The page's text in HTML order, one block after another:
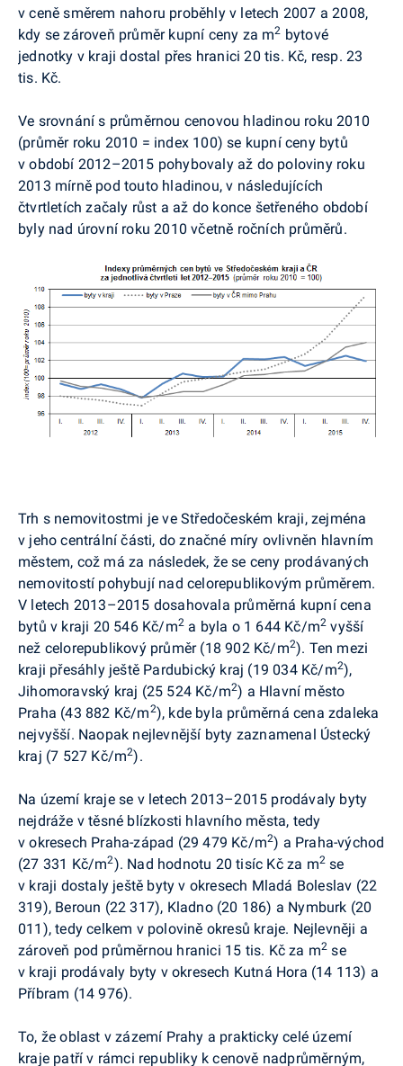
v ceně směrem nahoru proběhly v letech 2007 a 2008,
kdy se zároveň průměr kupní ceny za m2 bytové
jednotky v kraji dostal přes hranici 20 tis. Kč, resp. 23
tis. Kč.
Ve srovnání s průměrnou cenovou hladinou roku 2010
(průměr roku 2010 = index 100) se kupní ceny bytů
v období 2012–2015 pohybovaly až do poloviny roku
2013 mírně pod touto hladinou, v následujících
čtvrtletích začaly růst a až do konce šetřeného období
byly nad úrovní roku 2010 včetně ročních průměrů.
Trh s nemovitostmi je ve Středočeském kraji, zejména
v jeho centrální části, do značné míry ovlivněn hlavním
městem, což má za následek, že se ceny prodávaných
nemovitostí pohybují nad celorepublikovým průměrem.
V letech 2013–2015 dosahovala průměrná kupní cena
bytů v kraji 20 546 Kč/m2 a byla o 1 644 Kč/m2 vyšší
než celorepublikový průměr (18 902 Kč/m2). Ten mezi
kraji přesáhly ještě Pardubický kraj (19 034 Kč/m2),
Jihomoravský kraj (25 524 Kč/m2) a Hlavní město
Praha (43 882 Kč/m2), kde byla průměrná cena zdaleka
nejvyšší. Naopak nejlevnější byty zaznamenal Ústecký
kraj (7 527 Kč/m2).
Na území kraje se v letech 2013–2015 prodávaly byty
nejdráže v těsné blízkosti hlavního města, tedy
v okresech Praha-západ (29 479 Kč/m2) a Praha-východ
(27 331 Kč/m2). Nad hodnotu 20 tisíc Kč za m2 se
v kraji dostaly ještě byty v okresech Mladá Boleslav (22
319), Beroun (22 317), Kladno (20 186) a Nymburk (20
011), tedy celkem v polovině okresů kraje. Nejlevněji a
zároveň pod průměrnou hranici 15 tis. Kč za m2 se
v kraji prodávaly byty v okresech Kutná Hora (14 113) a
Příbram (14 976).
To, že oblast v zázemí Prahy a prakticky celé území
kraje patří v rámci republiky k cenově nadprůměrným,